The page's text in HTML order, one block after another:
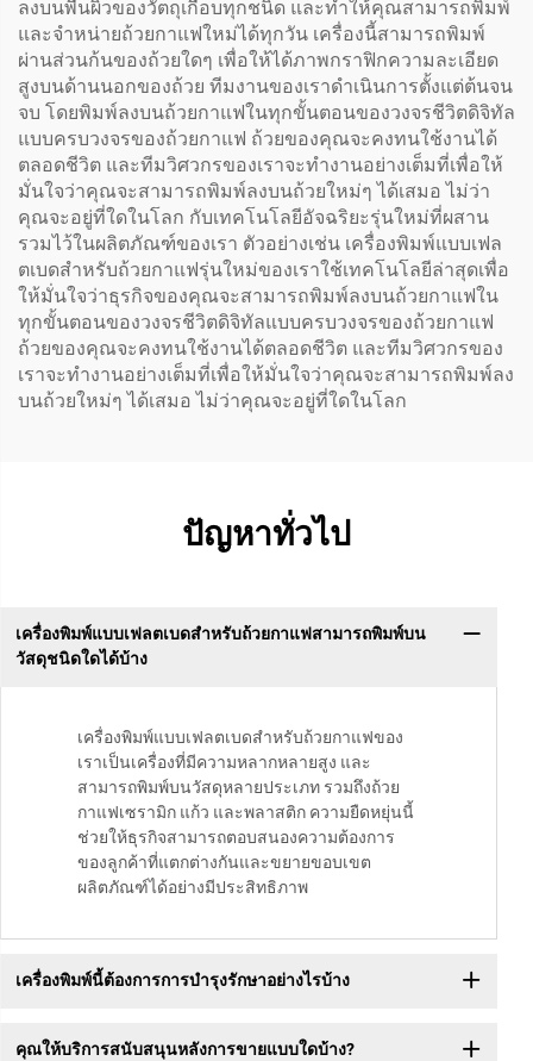
ลงบนพื้นผิวของวัตถุเกือบทุกชนิด และทำให้คุณสามารถพิมพ์
และจำหน่ายถ้วยกาแฟใหม่ได้ทุกวัน เครื่องนี้สามารถพิมพ์
ผ่านส่วนก้นของถ้วยใดๆ เพื่อให้ได้ภาพกราฟิกความละเอียด
สูงบนด้านนอกของถ้วย ทีมงานของเราดำเนินการตั้งแต่ต้นจน
จบ โดยพิมพ์ลงบนถ้วยกาแฟในทุกขั้นตอนของวงจรชีวิตดิจิทัล
แบบครบวงจรของถ้วยกาแฟ ถ้วยของคุณจะคงทนใช้งานได้
ตลอดชีวิต และทีมวิศวกรของเราจะทำงานอย่างเต็มที่เพื่อให้
มั่นใจว่าคุณจะสามารถพิมพ์ลงบนถ้วยใหม่ๆ ได้เสมอ ไม่ว่า
คุณจะอยู่ที่ใดในโลก กับเทคโนโลยีอัจฉริยะรุ่นใหม่ที่ผสาน
รวมไว้ในผลิตภัณฑ์ของเรา ตัวอย่างเช่น เครื่องพิมพ์แบบเฟล
ตเบดสำหรับถ้วยกาแฟรุ่นใหม่ของเราใช้เทคโนโลยีล่าสุดเพื่อ
ให้มั่นใจว่าธุรกิจของคุณจะสามารถพิมพ์ลงบนถ้วยกาแฟใน
ทุกขั้นตอนของวงจรชีวิตดิจิทัลแบบครบวงจรของถ้วยกาแฟ
ถ้วยของคุณจะคงทนใช้งานได้ตลอดชีวิต และทีมวิศวกรของ
เราจะทำงานอย่างเต็มที่เพื่อให้มั่นใจว่าคุณจะสามารถพิมพ์ลง
บนถ้วยใหม่ๆ ได้เสมอ ไม่ว่าคุณจะอยู่ที่ใดในโลก
ปัญหาทั่วไป
เครื่องพิมพ์แบบเฟลตเบดสำหรับถ้วยกาแฟสามารถพิมพ์บน
วัสดุชนิดใดได้บ้าง
เครื่องพิมพ์แบบเฟลตเบดสำหรับถ้วยกาแฟของ
เราเป็นเครื่องที่มีความหลากหลายสูง และ
สามารถพิมพ์บนวัสดุหลายประเภท รวมถึงถ้วย
กาแฟเซรามิก แก้ว และพลาสติก ความยืดหยุ่นนี้
ช่วยให้ธุรกิจสามารถตอบสนองความต้องการ
ของลูกค้าที่แตกต่างกันและขยายขอบเขต
ผลิตภัณฑ์ได้อย่างมีประสิทธิภาพ
เครื่องพิมพ์นี้ต้องการการบำรุงรักษาอย่างไรบ้าง
คุณให้บริการสนับสนุนหลังการขายแบบใดบ้าง?